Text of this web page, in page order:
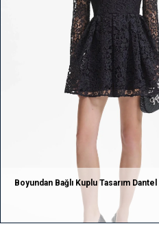
Boyundan Bağlı Kuplu Tasarım Dantel